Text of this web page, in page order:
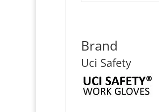
Brand
Uci Safety